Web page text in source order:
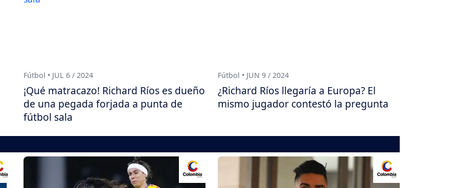
Fútbol • JUL 6 / 2024
¡Qué matracazo! Richard Ríos es dueño
de una pegada forjada a punta de
fútbol sala
Fútbol • JUN 9 / 2024
¿Richard Ríos llegaría a Europa? El
mismo jugador contestó la pregunta